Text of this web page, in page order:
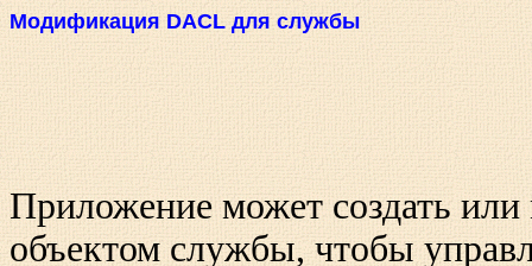
Модификация DACL для службы
Приложение может создать
объектом службы, чтобы